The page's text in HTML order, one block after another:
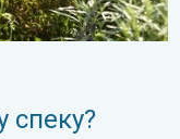
спеку?